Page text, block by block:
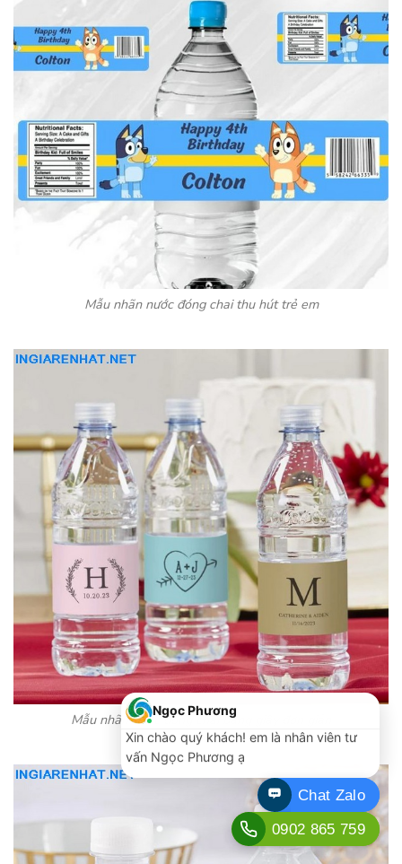
Mẫu nhãn nước đóng chai thu hút trẻ em
Mẫu nhãn nước đóng chai bằng giấy đơn giản